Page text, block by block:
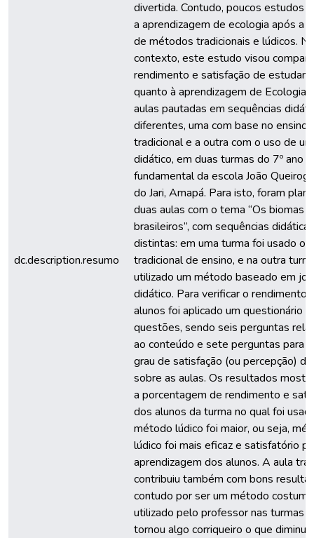
dc.description.resumo
divertida. Contudo, poucos estudos
a aprendizagem de ecologia após a
de métodos tradicionais e lúdicos.
contexto, este estudo visou
rendimento e satisfação de
quanto à aprendizagem de Ecologia
aulas pautadas em sequências
diferentes, uma com base no ensino
tradicional e a outra com o uso de
didático, em duas turmas do 7º ano
fundamental da escola João
do Jari, Amapá. Para isto, foram
duas aulas com o tema “Os biomas
brasileiros”, com sequências didáticas
distintas: em uma turma foi usado o
tradicional de ensino, e na outra
utilizado um método baseado em
didático. Para verificar o rendimento
alunos foi aplicado um questionário
questões, sendo seis perguntas
ao conteúdo e sete perguntas para
grau de satisfação (ou percepção)
sobre as aulas. Os resultados
a porcentagem de rendimento e
dos alunos da turma no qual foi
método lúdico foi maior, ou seja,
lúdico foi mais eficaz e satisfatório
aprendizagem dos alunos. A aula
contribuiu também com bons
contudo por ser um método
utilizado pelo professor nas turmas
tornou algo corriqueiro o que diminui